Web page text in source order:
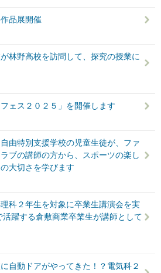
品展開催
林野高校を訪問して、探究の授業に
ェス２０２５」を開催します
由特別支援学校の児童生徒が、ファ
ブの講師の方から、スポーツの楽し
大切さを学びます
科２年生を対象に卒業生講演会を実
躍する倉敷商業卒業生が講師として
自動ドアがやってきた！？電気科２